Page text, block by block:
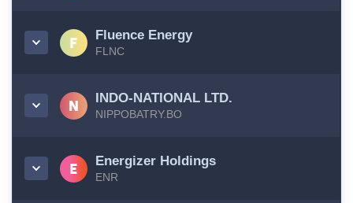
Fluence Energy
FLNC
INDO-NATIONAL LTD.
NIPPOBATRY.BO
Energizer Holdings
ENR